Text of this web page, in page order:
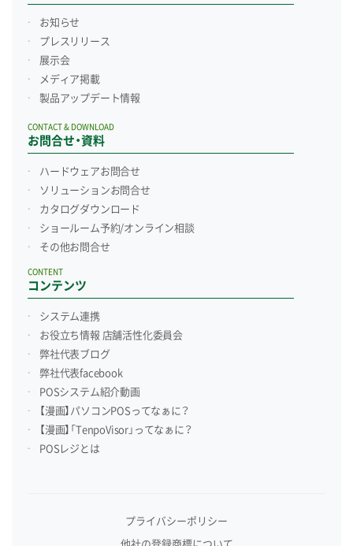
お知らせ
プレスリリース
展示会
メディア掲載
製品アップデート情報
お問合せ・資料
CONTACT & DOWNLOAD
ハードウェアお問合せ
ソリューションお問合せ
カタログダウンロード
ショールーム予約/オンライン相談
その他お問合せ
コンテンツ
CONTENT
システム連携
お役立ち情報 店舗活性化委員会
弊社代表ブログ
弊社代表facebook
POSシステム紹介動画
【漫画】パソコンPOSってなぁに？
【漫画】「TenpoVisor」ってなぁに？
POSレジとは
プライバシーポリシー